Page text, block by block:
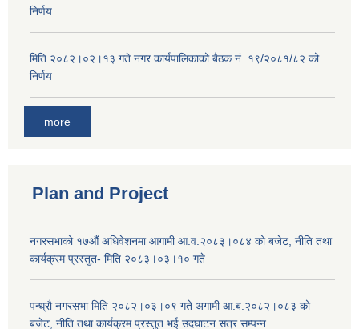
निर्णय
मिति २०८२।०२।१३ गते नगर कार्यपालिकाको बैठक नं. १९/२०८१/८२ को
निर्णय
more
Plan and Project
नगरसभाको १७औं अधिवेशनमा आगामी आ.व.२०८३।०८४ को बजेट, नीति तथा
कार्यक्रम प्रस्तुत- मिति २०८३।०३।१० गते
पन्ध्रौ नगरसभा मिति २०८२।०३।०९ गते अगामी आ.ब.२०८२।०८३ को
बजेट, नीति तथा कार्यक्रम प्रस्तुत भई उदघाटन सत्र सम्पन्न